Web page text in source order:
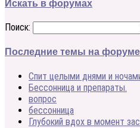
Искать в форумах
Поиск:
Последние темы на форуме
Спит целыми днями и
Бессонница и препараты.
вопрос
бессонница
Глубокий вдох в момент